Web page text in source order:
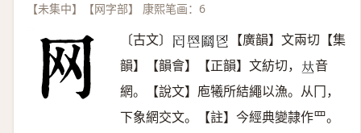
【未集中】【网字部】 康熙笔画：6
〔古文〕 𠕃 𦉽 𦋟 𦉮
【廣韻】文兩切【集
韻】【韻會】【正韻】文紡切， 𠀤音
網。【說文】庖犧所結繩以漁。从冂，
下象網交文。【註】今經典變隷作罒。